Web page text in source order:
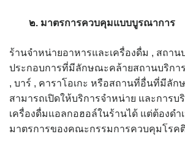
ที่พัก
Amante Baristro Hotel & Cafe’ @Pua
C View Home
๒. มาตรการควบคุมแบบบูรณาการ
ร้านจำหน่ายอาหารและเครื่องดื่ม , สถาน
ประกอบการที่มีลักษณะคล้ายสถานบริการ
, บาร์ , คาราโอเกะ หรือสถานที่อื่นที่มีลัก
สามารถเปิดให้บริการจำหน่าย และการบ
เครื่องดื่มแอลกอฮอล์ในร้านได้ แต่ต้องดำ
มาตรการของคณะกรรมการควบคุมโรค